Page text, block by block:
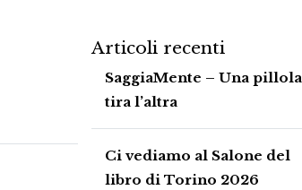
Articoli recenti
SaggiaMente – Una pillola
tira l’altra
Ci vediamo al Salone del
libro di Torino 2026